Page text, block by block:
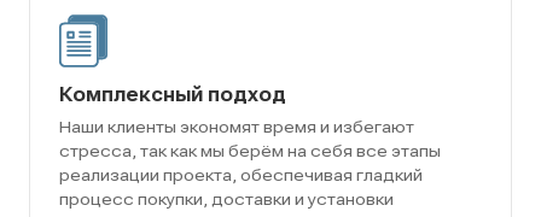
Комплексный подход
Наши клиенты экономят время и избегают
стресса, так как мы берём на себя все этапы
реализации проекта, обеспечивая гладкий
процесс покупки, доставки и установки